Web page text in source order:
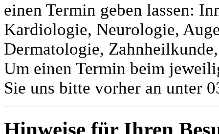
einen Termin geben lassen:
Kardiologie, Neurologie,
Dermatologie,
Um einen Termin beim
Sie uns bitte vorher an unter
Hinweise für Ihren